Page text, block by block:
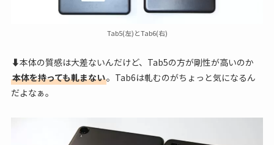
Tab5(左)とTab6(右)
⬇本体の質感は大差ないんだけど、Tab5の方が剛性が高いのか
本体を持っても軋まない。Tab6は軋むのがちょっと気になるん
だよなぁ。